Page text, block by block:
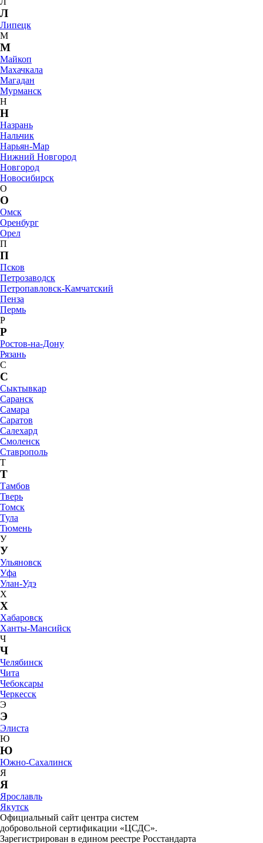
Л
Липецк
М
М
Майкоп
Махачкала
Магадан
Мурманск
Н
Н
Назрань
Нальчик
Нарьян-Мар
Нижний Новгород
Новгород
Новосибирск
О
О
Омск
Оренбург
Орел
П
П
Псков
Петрозаводск
Петропавловск-Камчатский
Пенза
Пермь
Р
Р
Ростов-на-Дону
Рязань
С
С
Сыктывкар
Саранск
Самара
Саратов
Салехард
Смоленск
Ставрополь
Т
Т
Тамбов
Тверь
Томск
Тула
Тюмень
У
У
Ульяновск
Уфа
Улан-Удэ
Х
Х
Хабаровск
Ханты-Мансийск
Ч
Ч
Челябинск
Чита
Чебоксары
Черкесск
Э
Э
Элиста
Ю
Ю
Южно-Сахалинск
Я
Я
Ярославль
Якутск
Официальный сайт центра систем
добровольной сертификации «ЦСДС».
Зарегистрирован в едином реестре Росстандарта